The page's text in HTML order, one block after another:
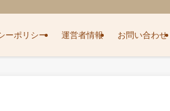
ーポリシー 運営者情報 お問い合わせ